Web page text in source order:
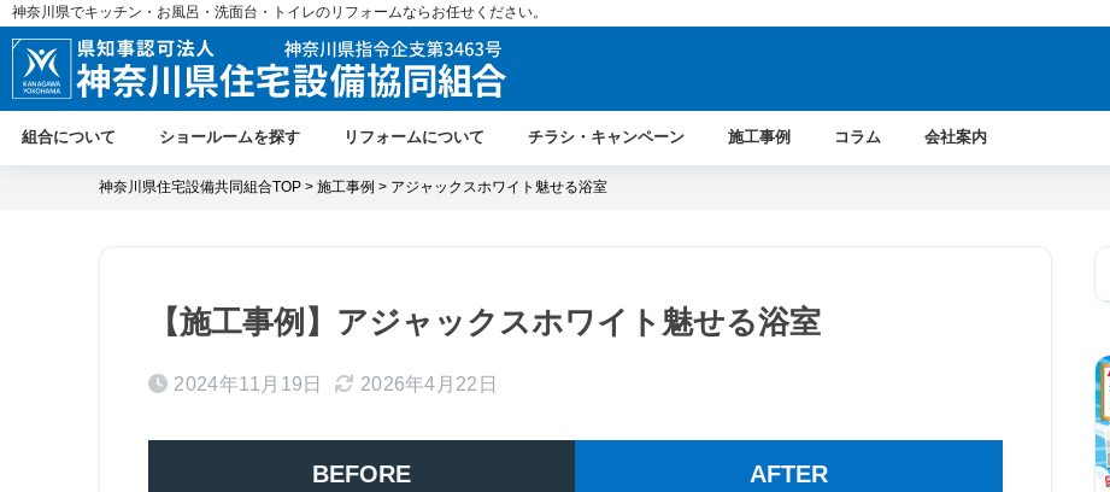
神奈川県でキッチン・お風呂・洗面台・トイレのリフォームならお任せください。
組合について ショールームを探す リフォームについて チラシ・キャンペーン 施工事例 コラム 会社案内
神奈川県住宅設備共同組合TOP > 施工事例 > アジャックスホワイト魅せる浴室
【施工事例】アジャックスホワイト魅せる浴室
2024年11月19日 2026年4月22日
BEFORE AFTER